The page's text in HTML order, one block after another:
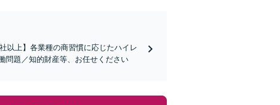
以上】各業種の商習慣に応じたハイレ
問題／知的財産等、お任せください